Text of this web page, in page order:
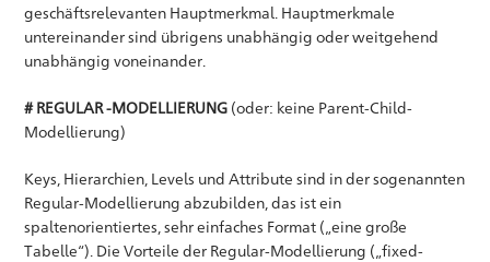
geschäftsrelevanten Hauptmerkmal. Hauptmerkmale
untereinander sind übrigens unabhängig oder weitgehend
unabhängig voneinander.
# REGULAR -MODELLIERUNG (oder: keine Parent-Child-
Modellierung)
Keys, Hierarchien, Levels und Attribute sind in der sogenannten
Regular-Modellierung abzubilden, das ist ein
spaltenorientiertes, sehr einfaches Format („eine große
Tabelle“). Die Vorteile der Regular-Modellierung („fixed-